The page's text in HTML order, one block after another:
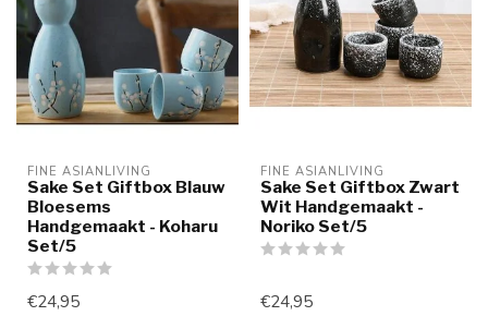
FINE ASIANLIVING
Sake Set Giftbox Blauw
Bloesems
Handgemaakt - Koharu
Set/5
€24,95
FINE ASIANLIVING
Sake Set Giftbox Zwart
Wit Handgemaakt -
Noriko Set/5
€24,95